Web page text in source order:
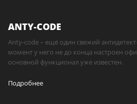
ANTY-CODE
Anty-code – ещё один свежий
момент у него не до конца настроен
основной функционал уже известен.
Подробнее